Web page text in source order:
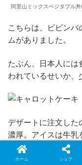
阿里山ミックスベジタブル丼
こちらは、ビビンバ
ムがありました。
たぶん、日本人には
われているせいか、
デザートに注文した
濃厚。アイスは牛乳
近い食感でした。豆
ホーム シェア